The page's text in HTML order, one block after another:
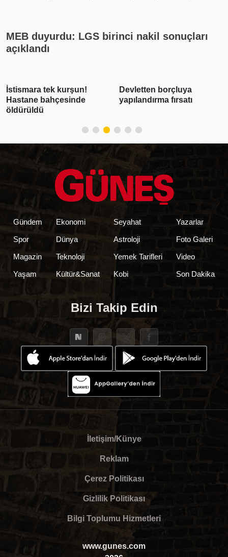
MEB duyurdu: LGS birinci nakil sonuçları
açıklandı
İstismara tek kurşun!
Hastane bahçesinde
öldürüldü
Devletten borçluya
yapılandırma fırsatı
Gündem
Spor
Magazin
Yaşam
Ekonomi
Dünya
Teknoloji
Kültür&Sanat
Seyahat
Astroloji
Yemek Tarifleri
Kobi
Yazarlar
Foto Galeri
Video
Son Dakika
Bizi Takip Edin
İletişim/Künye
Reklam
Çerez Politikası
Gizlilik Politikası
Bilgi Toplumu Hizmetleri
www.gunes.com